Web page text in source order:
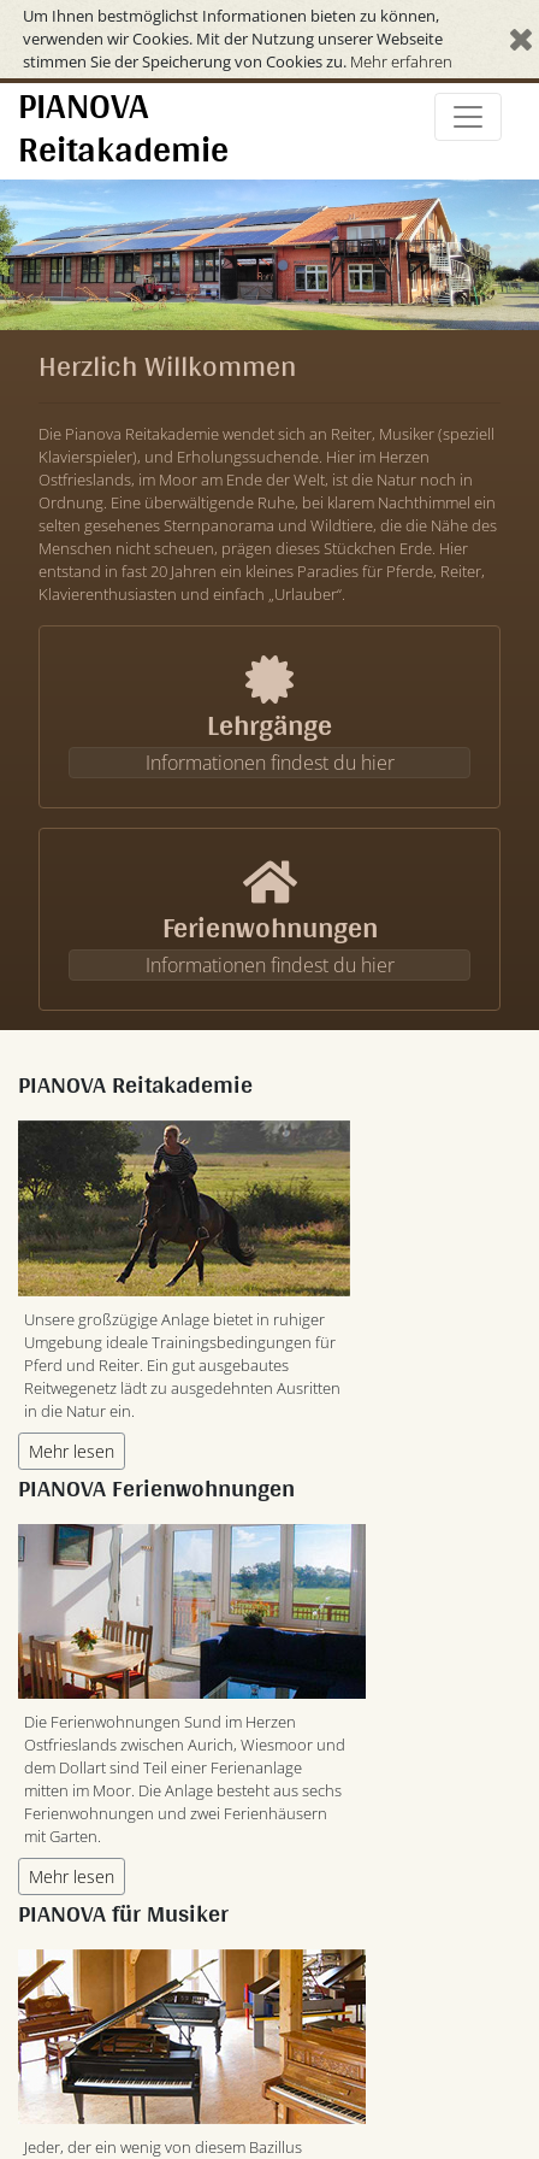
Um Ihnen bestmöglichst Informationen bieten zu können,
verwenden wir Cookies. Mit der Nutzung unserer Webseite
stimmen Sie der Speicherung von Cookies zu. Mehr erfahren
PIANOVA
Reitakademie
Herzlich Willkommen
Die Pianova Reitakademie wendet sich an Reiter, Musiker (speziell
Klavierspieler), und Erholungssuchende. Hier im Herzen
Ostfrieslands, im Moor am Ende der Welt, ist die Natur noch in
Ordnung. Eine überwältigende Ruhe, bei klarem Nachthimmel ein
selten gesehenes Sternpanorama und Wildtiere, die die Nähe des
Menschen nicht scheuen, prägen dieses Stückchen Erde. Hier
entstand in fast 20 Jahren ein kleines Paradies für Pferde, Reiter,
Klavierenthusiasten und einfach „Urlauber“.
Lehrgänge
Informationen findest du hier
Ferienwohnungen
Informationen findest du hier
PIANOVA Reitakademie
Unsere großzügige Anlage bietet in ruhiger
Umgebung ideale Trainingsbedingungen für
Pferd und Reiter. Ein gut ausgebautes
Reitwegenetz lädt zu ausgedehnten Ausritten
in die Natur ein.
Mehr lesen
PIANOVA Ferienwohnungen
Die Ferienwohnungen Sund im Herzen
Ostfrieslands zwischen Aurich, Wiesmoor und
dem Dollart sind Teil einer Ferienanlage
mitten im Moor. Die Anlage besteht aus sechs
Ferienwohnungen und zwei Ferienhäusern
mit Garten.
Mehr lesen
PIANOVA für Musiker
Jeder, der ein wenig von diesem Bazillus